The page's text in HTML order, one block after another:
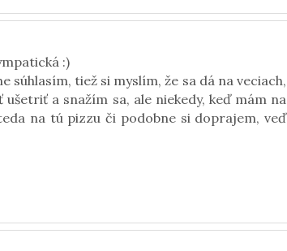
:)
súhlasím, tiež si myslím, že sa dá na veciach,
a snažím sa, ale niekedy, keď mám na
na tú pizzu či podobne si doprajem, veď